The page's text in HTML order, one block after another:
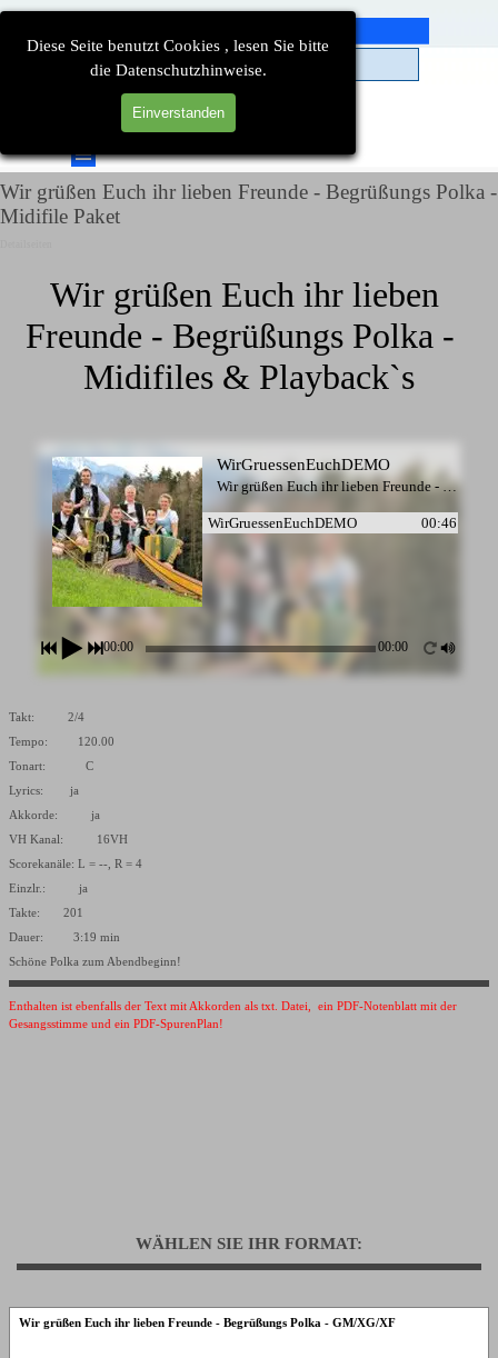
Diese Seite benutzt Cookies , lesen Sie bitte
die Datenschutzhinweise.
Einverstanden
Direkt zum Seiteninhalt
Menü überspringen
Wir grüßen Euch ihr lieben Freunde - Begrüßungs Polka -
Midifile Paket
Wir grüßen Euch ihr lieben
Freunde - Begrüßungs Polka -
Midifiles & Playback`s
WirGruessenEuchDEMO
Wir grüßen Euch ihr lieben Freunde - Begrüßungs Polka
WirGruessenEuchDEMO
00:46
WirGruessenEuchDRUDemo
00:00 00:00
Takt: 2/4
Tempo: 120.00
Tonart: C
Lyrics: ja
Akkorde: ja
VH Kanal: 16VH
Scorekanäle: L = --, R = 4
Einzlr.: ja
Takte: 201
Dauer: 3:19 min
Schöne Polka zum Abendbeginn!
Enthalten ist ebenfalls der Text mit Akkorden als txt. Datei, ein PDF-Notenblatt mit der
Gesangsstimme und ein PDF-SpurenPlan!
WÄHLEN SIE IHR FORMAT:
Wir grüßen Euch ihr lieben Freunde - Begrüßungs Polka - GM/XG/XF